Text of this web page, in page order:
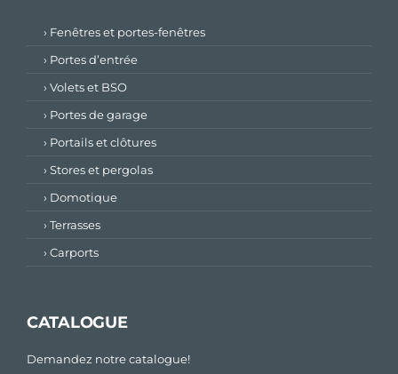
› Fenêtres et portes-fenêtres
› Portes d’entrée
› Volets et BSO
› Portes de garage
› Portails et clôtures
› Stores et pergolas
› Domotique
› Terrasses
› Carports
CATALOGUE
Demandez notre catalogue!